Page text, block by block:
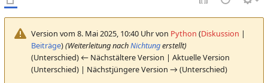
Version vom 8. Mai 2025, 10:40 Uhr von Python (Diskussion |
Beiträge)(Weiterleitung nachNichtungerstellt)
(Unterschied) ← Nächstältere Version | Aktuelle Version
(Unterschied) | Nächstjüngere Version → (Unterschied)